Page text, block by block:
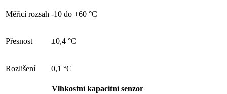
Měřicí rozsah -10 do +60 °C
Přesnost ±0,4 °C
Rozlišení 0,1 °C
Vlhkostní kapacitní senzor